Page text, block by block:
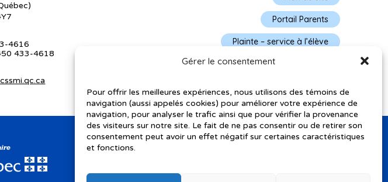
Gérer le consentement
Pour offrir les meilleures expériences, nous utilisons des témoins de
navigation (aussi appelés cookies) pour améliorer votre expérience de
navigation, pour analyser le trafic ainsi que pour vérifier la provenance
des visiteurs sur notre site. Le fait de ne pas consentir ou de retirer son
consentement peut avoir un effet négatif sur certaines caractéristiques
et fonctions.
4616
433-4618
Portail Parents
Plainte – service à l’élève
Politique de confidentialité